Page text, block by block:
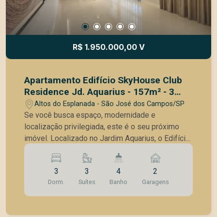
residencial com o vetor de crescimento de SJC e
forte demanda para locação. Não perca essa
oportunidade estratégica. Entre em contato e
agende sua visita!
R$ 1.950.000,00 V
Apartamento Edifício SkyHouse Club
Residence Jd. Aquarius - 157m² - 3
Suítes - 2 vagas - Andar Alto
Altos do Esplanada - São José dos Campos/SP
Se você busca espaço, modernidade e
localização privilegiada, este é o seu próximo
imóvel. Localizado no Jardim Aquarius, o Edifício
SkyHouse combina a praticidade urbana com o
lazer de um resort. Destaques do Imóvel:157 m²
de área privativa muito bem distribuídos. Andar
alto, garantindo ventilação constante e vista
privilegiada. 3 Suítes confortáveis e bem
3
Dorm.
3
Suítes
4
Banho
2
Garagens